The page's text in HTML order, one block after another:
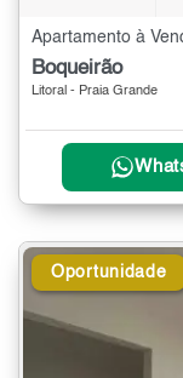
Apartamento à
Boqueirão
Litoral - Praia Grande
Oportunidade